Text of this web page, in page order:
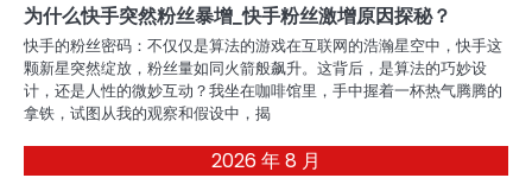
为什么快手突然粉丝暴增_快手粉丝激增原因探秘？
快手的粉丝密码：不仅仅是算法的游戏在互联网的浩瀚星空中，快手这
颗新星突然绽放，粉丝量如同火箭般飙升。这背后，是算法的巧妙设
计，还是人性的微妙互动？我坐在咖啡馆里，手中握着一杯热气腾腾的
拿铁，试图从我的观察和假设中，揭
2026 年 8 月